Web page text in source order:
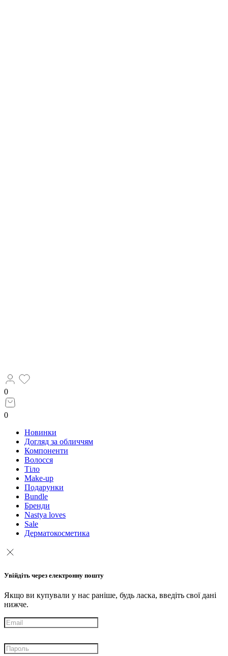
0
0
Новинки
Догляд за обличчям
Компоненти
Волосся
Тіло
Make-up
Подарунки
Bundle
Бренди
Nastya loves
Sale
Дерматокосметика
Увійдіть через електронну пошту
Якщо ви купували у нас раніше, будь ласка, введіть свої дані
нижче.